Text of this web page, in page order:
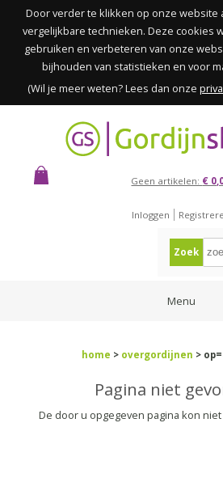
Door verder te klikken op onze website
vergelijkbare technieken. Deze cookies
gebruiken en verbeteren van onze
bijhouden van statistieken en voor
(Wil je meer weten? Lees dan onze
Geen artikelen: €
Inloggen
Zoek
Menu
home > overgordijnen >
Pagina niet
De door u opgegeven pagina kon